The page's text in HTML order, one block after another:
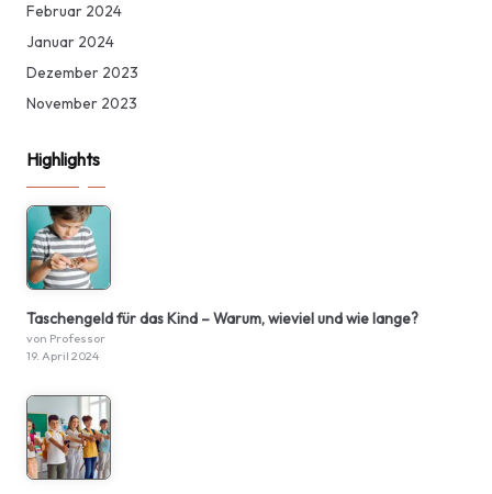
Februar 2024
Januar 2024
Dezember 2023
November 2023
Highlights
Taschengeld für das Kind – Warum, wieviel und wie lange?
von Professor
19. April 2024